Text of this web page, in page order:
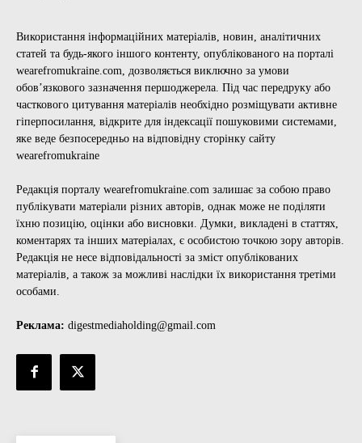
Використання інформаційних матеріалів, новин, аналітичних
статей та будь-якого іншого контенту, опублікованого на порталі
wearefromukraine.com, дозволяється виключно за умови
обов’язкового зазначення першоджерела. Під час передруку або
часткового цитування матеріалів необхідно розміщувати активне
гіперпосилання, відкрите для індексації пошуковими системами,
яке веде безпосередньо на відповідну сторінку сайту
wearefromukraine
Редакція порталу wearefromukraine.com залишає за собою право
публікувати матеріали різних авторів, однак може не поділяти
їхню позицію, оцінки або висновки. Думки, викладені в статтях,
коментарях та інших матеріалах, є особистою точкою зору авторів.
Редакція не несе відповідальності за зміст опублікованих
матеріалів, а також за можливі наслідки їх використання третіми
особами.
Реклама: digestmediaholding@gmail.com